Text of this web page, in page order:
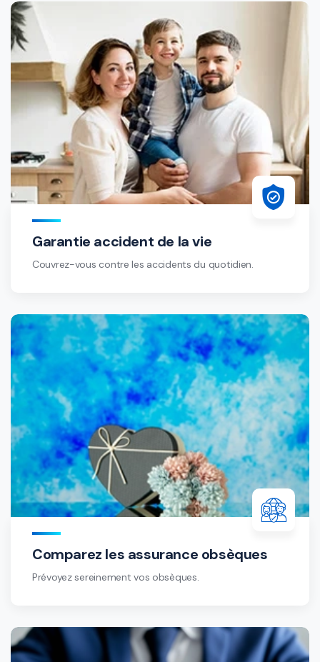
Garantie accident de la vie
Couvrez-vous contre les accidents du quotidien.
Comparez les assurance obsèques
Prévoyez sereinement vos obsèques.